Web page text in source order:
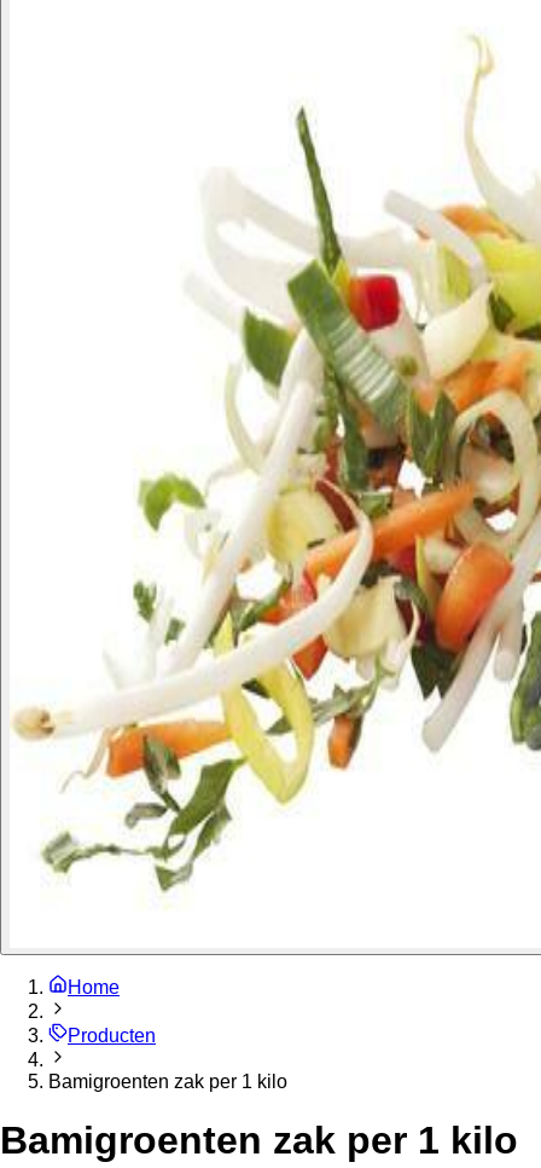
Home
Producten
Bamigroenten zak per 1 kilo
Bamigroenten zak per 1 kilo